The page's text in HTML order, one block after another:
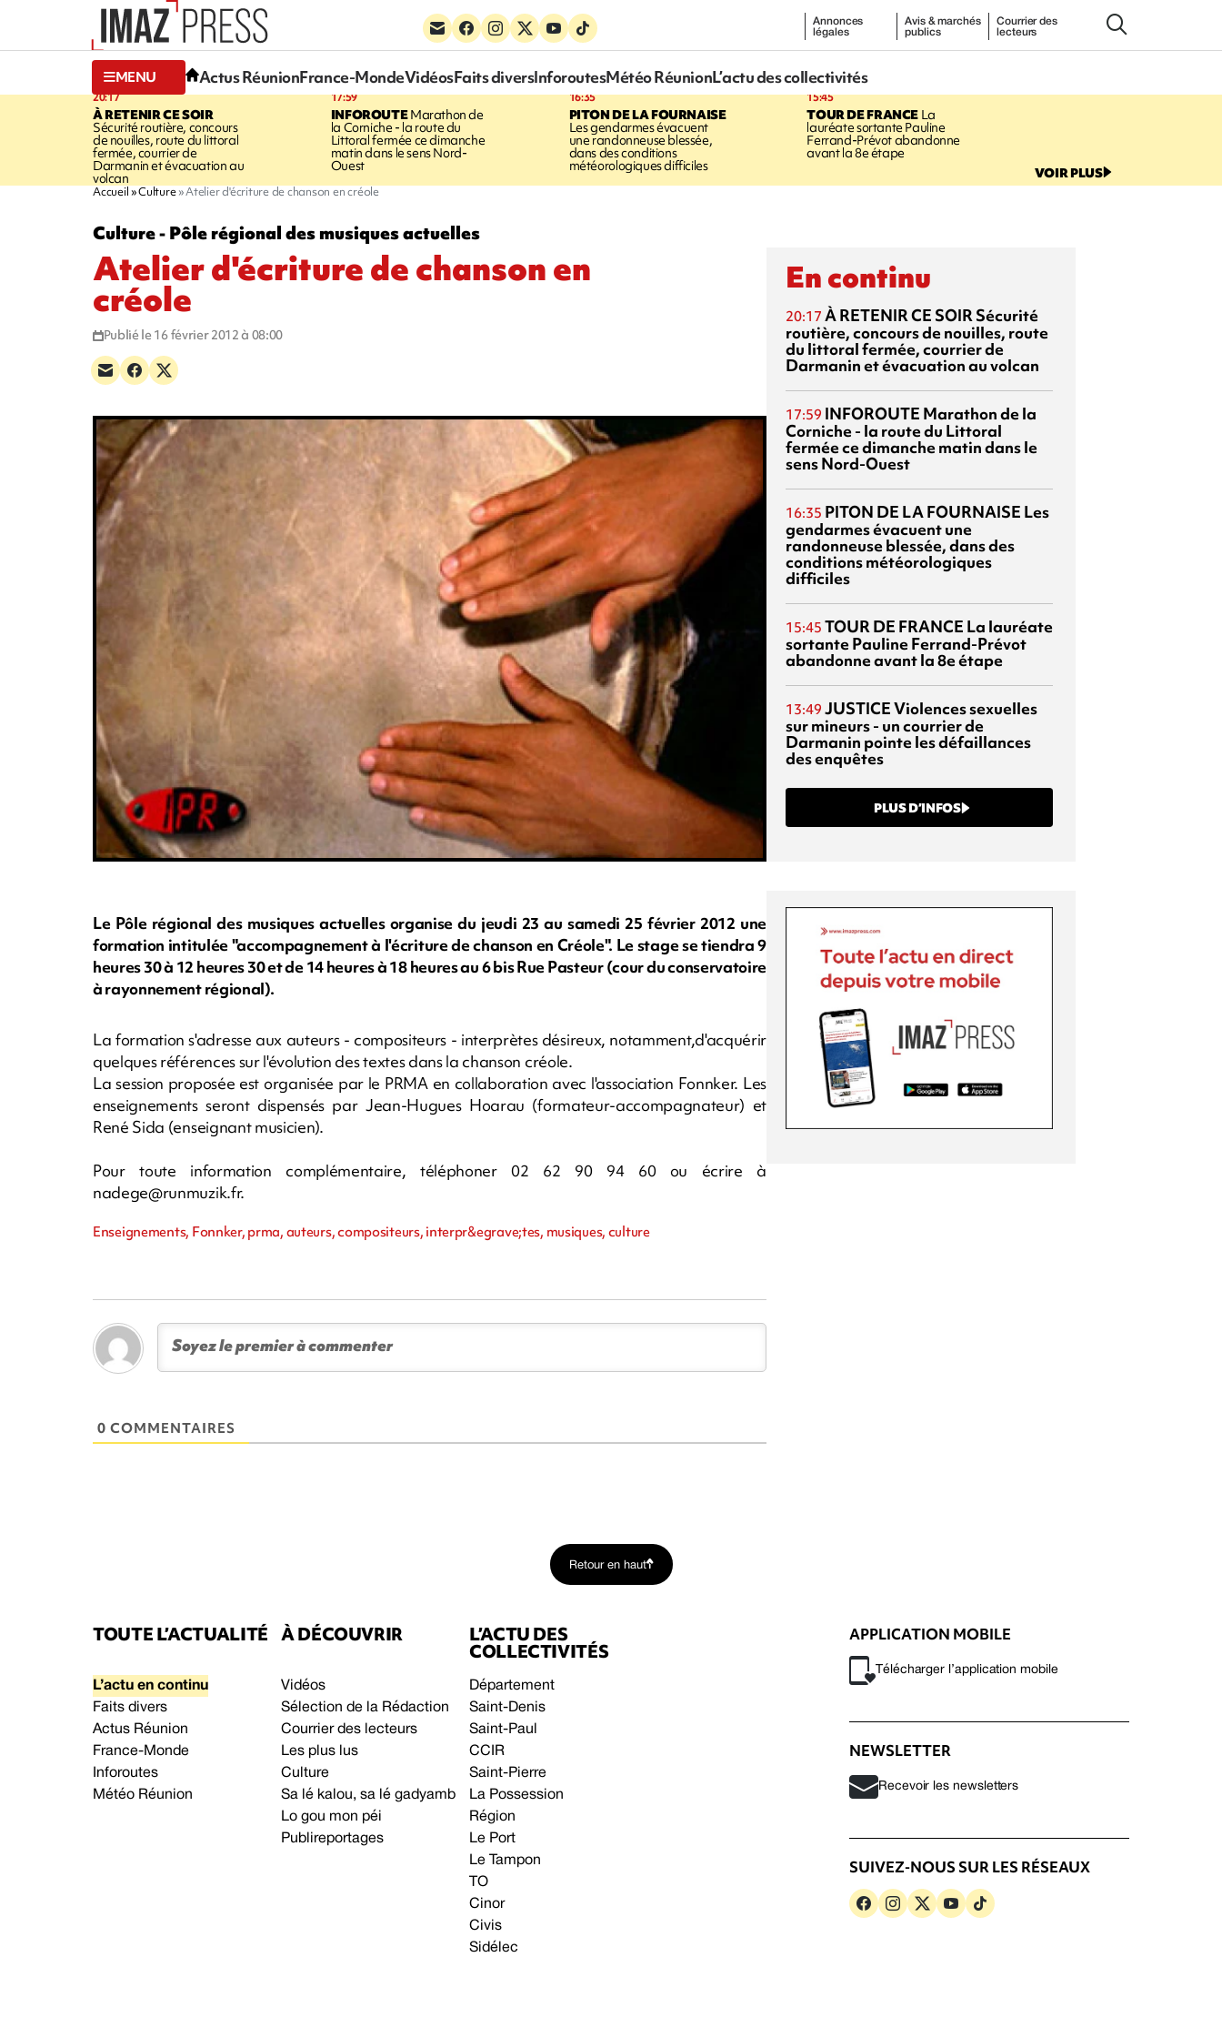
Annonces
légales
Avis & marchés
publics
Courrier des
lecteurs
MENU Actus RéunionFrance-MondeVidéosFaits diversInforoutesMétéo RéunionL’actu des collectivités
20:17
À RETENIR CE SOIR
Sécurité routière, concours
de nouilles, route du littoral
fermée, courrier de
Darmanin et évacuation au
volcan
17:59
INFOROUTEMarathon de
la Corniche - la route du
Littoral fermée ce dimanche
matin dans le sens Nord-
Ouest
16:35
PITON DE LA FOURNAISE
Les gendarmes évacuent
une randonneuse blessée,
dans des conditions
météorologiques difficiles
15:45
TOUR DE FRANCELa
lauréate sortante Pauline
Ferrand-Prévot abandonne
avant la 8e étape
VOIR PLUS
Accueil Culture Atelier d'écriture de chanson en créole
Culture - Pôle régional des musiques actuelles
Atelier d'écriture de chanson en
créole
Publié le 16 février 2012 à 08:00
Le Pôle régional des musiques actuelles organise du jeudi 23 au samedi 25 février 2012 une
formation intitulée "accompagnement à l'écriture de chanson en Créole". Le stage se tiendra 9
heures 30 à 12 heures 30 et de 14 heures à 18 heures au 6 bis Rue Pasteur (cour du conservatoire
à rayonnement régional).
La formation s'adresse aux auteurs - compositeurs - interprètes désireux, notamment,d'acquérir
quelques références sur l'évolution des textes dans la chanson créole.
La session proposée est organisée par le PRMA en collaboration avec l'association Fonnker. Les
enseignements seront dispensés par Jean-Hugues Hoarau (formateur-accompagnateur) et
René Sida (enseignant musicien).
Pour toute information complémentaire, téléphoner 02 62 90 94 60 ou écrire à
nadege@runmuzik.fr.
Enseignements, Fonnker, prma, auteurs, compositeurs, interpr&egrave;tes, musiques, culture
0 COMMENTAIRES
En continu
20:17 À RETENIR CE SOIR Sécurité
routière, concours de nouilles, route
du littoral fermée, courrier de
Darmanin et évacuation au volcan
17:59 INFOROUTE Marathon de la
Corniche - la route du Littoral
fermée ce dimanche matin dans le
sens Nord-Ouest
16:35 PITON DE LA FOURNAISE Les
gendarmes évacuent une
randonneuse blessée, dans des
conditions météorologiques
difficiles
15:45 TOUR DE FRANCE La lauréate
sortante Pauline Ferrand-Prévot
abandonne avant la 8e étape
13:49 JUSTICEViolences sexuelles
sur mineurs - un courrier de
Darmanin pointe les défaillances
des enquêtes
PLUS D’INFOS
Retour en haut
TOUTE L’ACTUALITÉ
L’actu en continu
Faits divers
Actus Réunion
France-Monde
Inforoutes
Météo Réunion
À DÉCOUVRIR
Vidéos
Sélection de la Rédaction
Courrier des lecteurs
Les plus lus
Culture
Sa lé kalou, sa lé gadyamb
Lo gou mon péi
Publireportages
L’ACTU DES
COLLECTIVITÉS
Département
Saint-Denis
Saint-Paul
CCIR
Saint-Pierre
La Possession
Région
Le Port
Le Tampon
TO
Cinor
Civis
Sidélec
APPLICATION MOBILE
Télécharger l’application mobile
NEWSLETTER
Recevoir les newsletters
SUIVEZ-NOUS SUR LES RÉSEAUX